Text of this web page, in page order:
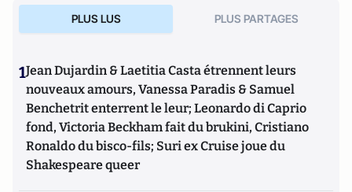
PLUS LUS PLUS PARTAGES
1Jean Dujardin & Laetitia Casta étrennent leurs
nouveaux amours, Vanessa Paradis & Samuel
Benchetrit enterrent le leur; Leonardo di Caprio
fond, Victoria Beckham fait du brukini, Cristiano
Ronaldo du bisco-fils; Suri ex Cruise joue du
Shakespeare queer